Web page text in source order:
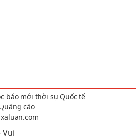
báo mới thời sự Quốc tế
cáo
Vui